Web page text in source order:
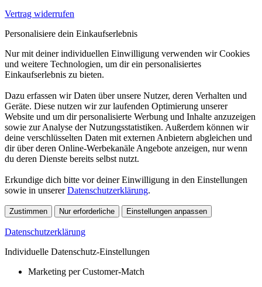
Vertrag widerrufen
Personalisiere dein Einkaufserlebnis
Nur mit deiner individuellen Einwilligung verwenden wir Cookies
und weitere Technologien, um dir ein personalisiertes
Einkaufserlebnis zu bieten.
Dazu erfassen wir Daten über unsere Nutzer, deren Verhalten und
Geräte. Diese nutzen wir zur laufenden Optimierung unserer
Website und um dir personalisierte Werbung und Inhalte anzuzeigen
sowie zur Analyse der Nutzungsstatistiken. Außerdem können wir
deine verschlüsselten Daten mit externen Anbietern abgleichen und
dir über deren Online-Werbekanäle Angebote anzeigen, nur wenn
du deren Dienste bereits selbst nutzt.
Erkundige dich bitte vor deiner Einwilligung in den Einstellungen
sowie in unsererDatenschutzerklärung.
Zustimmen Nur erforderliche Einstellungen anpassen
Datenschutzerklärung
Individuelle Datenschutz-Einstellungen
Marketing per Customer-Match